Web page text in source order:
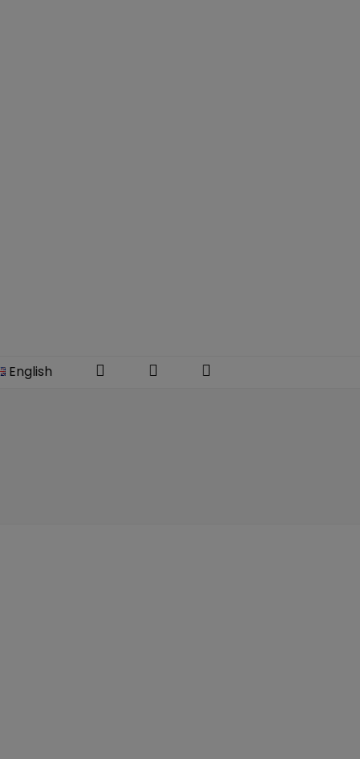
English Instagram Facebook